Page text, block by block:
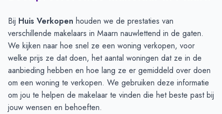
Driebergen-Rijsenburg
€ 6.774
Leersum
€ 5.600
Doorn
€ 5.498
Soesterberg
€ 5.392
Maarn
€ 4.878
Woudenberg
€ 4.820
Amerongen
€ 4.643
Bij Huis Verkopen houden we de prestaties van
verschillende makelaars in Maarn nauwlettend in de gaten.
We kijken naar hoe snel ze een woning verkopen, voor
welke prijs ze dat doen, het aantal woningen dat ze in de
aanbieding hebben en hoe lang ze er gemiddeld over doen
om een woning te verkopen. We gebruiken deze informatie
om jou te helpen de makelaar te vinden die het beste past bij
jouw wensen en behoeften.